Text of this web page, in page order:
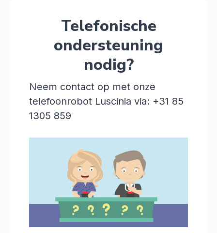
Telefonische
ondersteuning
nodig?
Neem contact op met onze
telefoonrobot Luscinia via: +31 85
1305 859